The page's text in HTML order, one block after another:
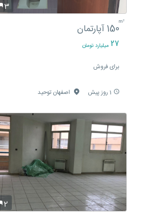
3
150m² آپارتمان
27 میلیارد تومان
برای فروش
1 روز پیش اصفهان توحید
2